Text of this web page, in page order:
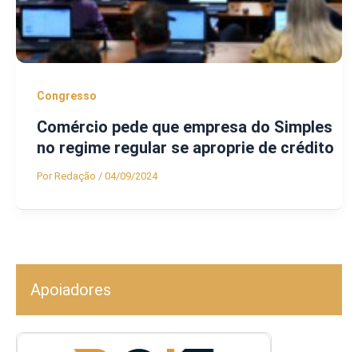
Congresso
Comércio pede que empresa do Simples
no regime regular se aproprie de crédito
PorRedação / 04/09/2024
Apoiadores